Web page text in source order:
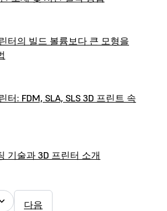
터의 빌드 볼륨보다 큰 모형을
터: FDM, SLA, SLS 3D 프린트 속
기술과 3D 프린터 소개
다음